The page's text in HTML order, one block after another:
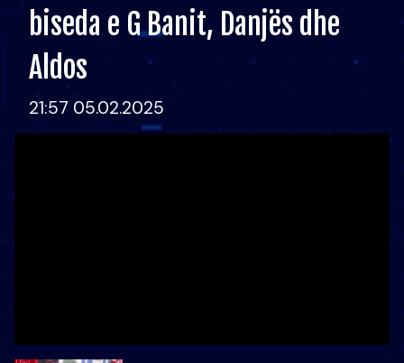
biseda e G Banit, Danjës dhe
Aldos
21:57 05.02.2025